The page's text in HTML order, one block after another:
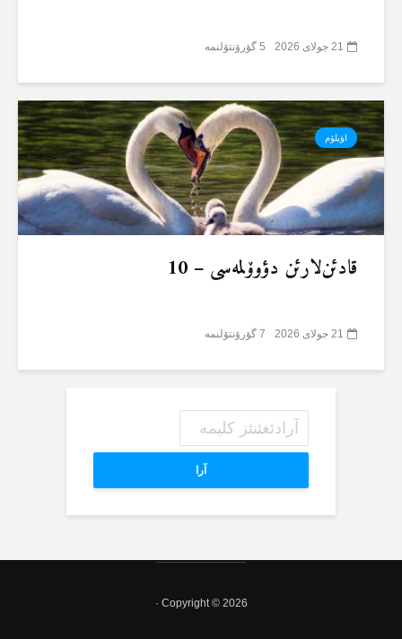
21 جولای 2026 5 گؤرۆنتۆلنمە
اؤیلۆم
قادئن‌لارئن دؤوۆلمەسی – 10
21 جولای 2026 7 گؤرۆنتۆلنمە
آرا
Copyright © 2026 ·